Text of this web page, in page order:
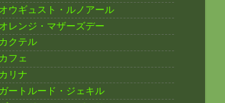
オウギュスト・ルノアール
オレンジ・マザーズデー
カクテル
カフェ
カリナ
ガートルード・ジェキル